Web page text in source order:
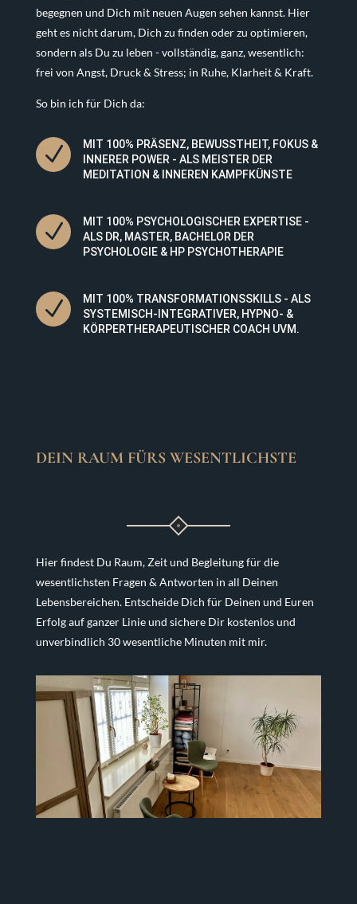
begegnen und Dich mit neuen Augen sehen kannst. Hier
geht es nicht darum, Dich zu finden oder zu optimieren,
sondern als Du zu leben - vollständig, ganz, wesentlich:
frei von Angst, Druck & Stress; in Ruhe, Klarheit & Kraft.
So bin ich für Dich da:
N
MIT 100% PRÄSENZ, BEWUSSTHEIT, FOKUS &
INNERER POWER - ALS MEISTER DER
MEDITATION & INNEREN KAMPFKÜNSTE
N
MIT 100% PSYCHOLOGISCHER EXPERTISE -
ALS DR, MASTER, BACHELOR DER
PSYCHOLOGIE & HP PSYCHOTHERAPIE
N
MIT 100% TRANSFORMATIONSSKILLS - ALS
SYSTEMISCH-INTEGRATIVER, HYPNO- &
KÖRPERTHERAPEUTISCHER COACH UVM.
DEIN RAUM FÜRS WESENTLICHSTE
Hier findest Du Raum, Zeit und Begleitung für die
wesentlichsten Fragen & Antworten in all Deinen
Lebensbereichen. Entscheide Dich für Deinen und Euren
Erfolg auf ganzer Linie und sichere Dir kostenlos und
unverbindlich 30 wesentliche Minuten mit mir.